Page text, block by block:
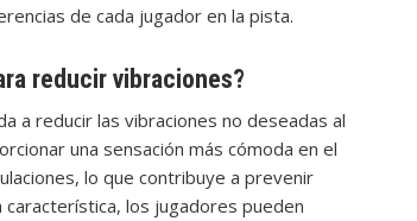
de cada jugador en la pista.
reducir vibraciones?
a reducir las vibraciones no deseadas al
una sensación más cómoda en el
lo que contribuye a prevenir
los jugadores pueden